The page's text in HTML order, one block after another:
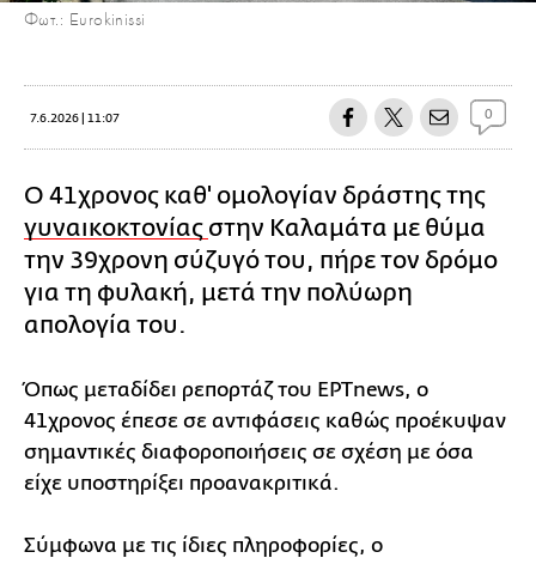
Φωτ.: Eurokinissi
7.6.2026 | 11:07 0
Ο 41χρονος καθ' ομολογίαν δράστης της
γυναικοκτονίας στην Καλαμάτα με θύμα
την 39χρονη σύζυγό του, πήρε τον δρόμο
για τη φυλακή, μετά την πολύωρη
απολογία του.
Όπως μεταδίδει ρεπορτάζ του ΕΡΤnews, ο
41χρονος έπεσε σε αντιφάσεις καθώς προέκυψαν
σημαντικές διαφοροποιήσεις σε σχέση με όσα
είχε υποστηρίξει προανακριτικά.
Σύμφωνα με τις ίδιες πληροφορίες, ο